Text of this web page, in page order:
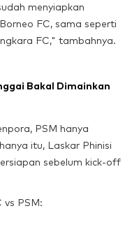
menyiapkan
FC, sama seperti
FC," tambahnya.
Bakal Dimainkan
PSM hanya
itu, Laskar Phinisi
sebelum kick-off
vs PSM: